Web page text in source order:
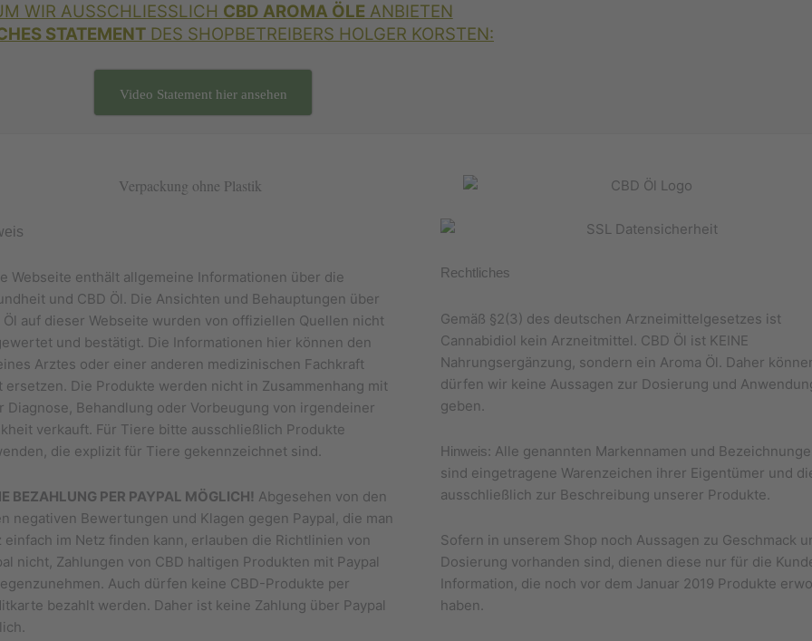
€
WIR AUSSCHLIESSLICH CBD AROMA ÖLEANBIETEN
STATEMENT DES SHOPBETREIBERS HOLGER KORSTEN:
Video Statement hier ansehen
Webseite enthält allgemeine Informationen über die
und CBD Öl. Die Ansichten und Behauptungen über
Öl auf dieser Webseite wurden von offiziellen Quellen nicht
und bestätigt. Die Informationen hier können den
Arztes oder einer anderen medizinischen Fachkraft
ersetzen. Die Produkte werden nicht in Zusammenhang mit
Diagnose, Behandlung oder Vorbeugung von irgendeiner
verkauft. Für Tiere bitte ausschließlich Produkte
die explizit für Tiere gekennzeichnet sind.
BEZAHLUNG PER PAYPAL MÖGLICH! Abgesehen von den
negativen Bewertungen und Klagen gegen Paypal, die man
einfach im Netz finden kann, erlauben die Richtlinien von
nicht, Zahlungen von CBD haltigen Produkten mit Paypal
Auch dürfen keine CBD-Produkte per
bezahlt werden. Daher ist keine Zahlung über Paypal
Rechtliches
Gemäß §2(3) des deutschen Arzneimittelgesetzes ist
Cannabidiol kein Arzneitmittel. CBD Öl ist KEINE
Nahrungsergänzung, sondern ein Aroma Öl. Daher
dürfen wir keine Aussagen zur Dosierung und
geben.
Hinweis: Alle genannten Markennamen und
sind eingetragene Warenzeichen ihrer Eigentümer und
ausschließlich zur Beschreibung unserer Produkte.
Sofern in unserem Shop noch Aussagen zu Geschmack
Dosierung vorhanden sind, dienen diese nur für die
Information, die noch vor dem Januar 2019 Produkte
haben.